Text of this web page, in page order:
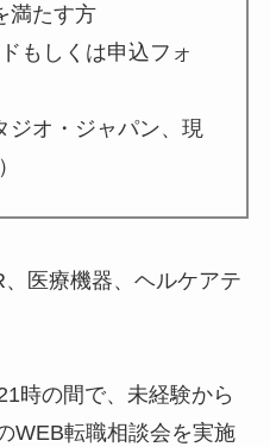
満たす方
もしくは申込フォ
ジオ・ジャパン、現
医療機器、ヘルケアテ
時の間で、未経験から
WEB転職相談会を実施